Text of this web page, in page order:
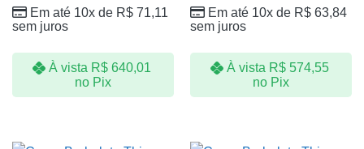
Em até 10x de R$71,11
sem juros
À vista R$640,01
no Pix
Em até 10x de R$63,84
sem juros
À vista R$574,55
no Pix